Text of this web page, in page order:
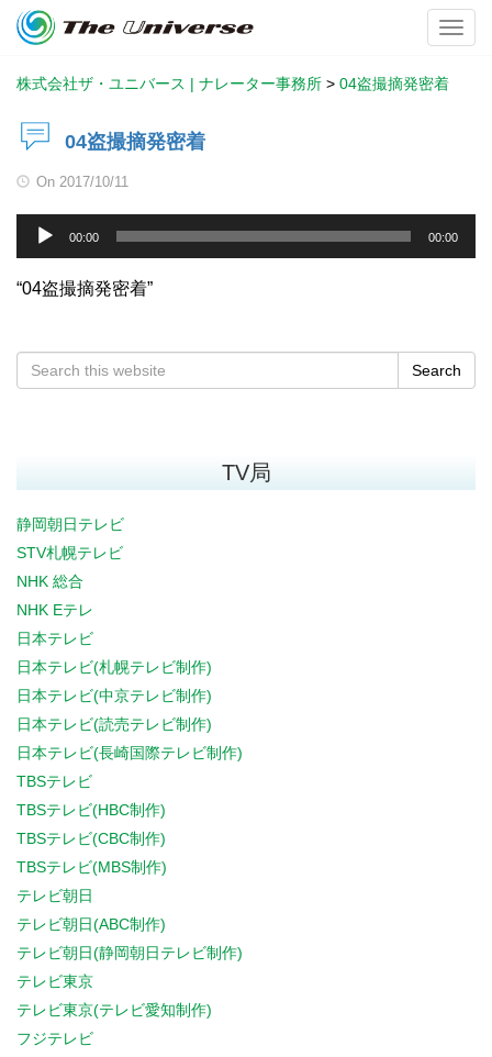
株式会社ザ・ユニバース | ナレーター事務所 > 04盗撮摘発密着
04盗撮摘発密着
On 2017/10/11
声
プ
ヤ
ー
00:00 00:00
“04盗撮摘発密着”
Search
TV局
静岡朝日テレビ
STV札幌テレビ
NHK 総合
NHK Eテレ
日本テレビ
日本テレビ(札幌テレビ制作)
日本テレビ(中京テレビ制作)
日本テレビ(読売テレビ制作)
日本テレビ(長崎国際テレビ制作)
TBSテレビ
TBSテレビ(HBC制作)
TBSテレビ(CBC制作)
TBSテレビ(MBS制作)
テレビ朝日
テレビ朝日(ABC制作)
テレビ朝日(静岡朝日テレビ制作)
テレビ東京
テレビ東京(テレビ愛知制作)
フジテレビ